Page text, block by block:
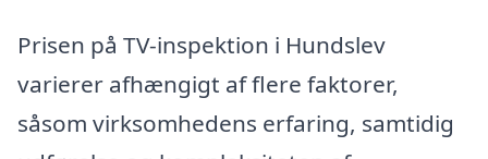
Prisen på TV-inspektion i Hundslev
varierer afhængigt af flere faktorer,
såsom virksomhedens erfaring, samtidig